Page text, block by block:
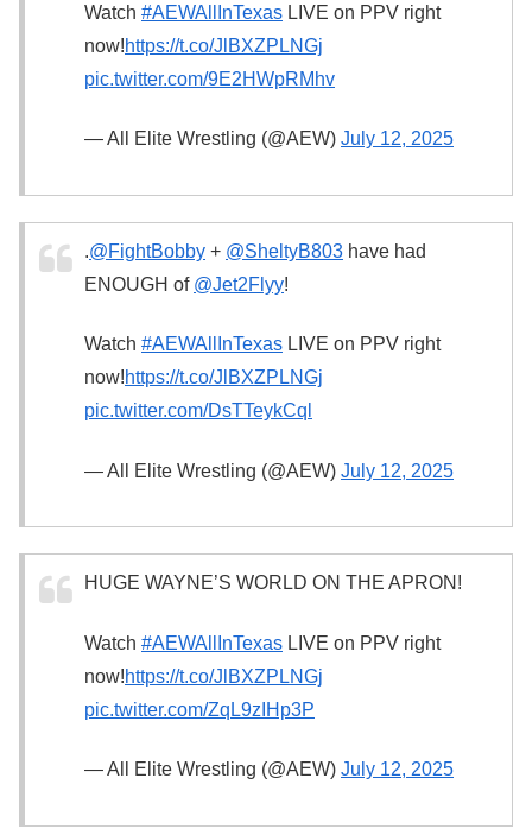
Watch #AEWAllInTexas LIVE on PPV right
now!https://t.co/JlBXZPLNGj
pic.twitter.com/9E2HWpRMhv
— All Elite Wrestling (@AEW) July 12, 2025
.@FightBobby + @SheltyB803 have had
ENOUGH of @Jet2Flyy!
Watch #AEWAllInTexas LIVE on PPV right
now!https://t.co/JlBXZPLNGj
pic.twitter.com/DsTTeykCql
— All Elite Wrestling (@AEW) July 12, 2025
HUGE WAYNE’S WORLD ON THE APRON!
Watch #AEWAllInTexas LIVE on PPV right
now!https://t.co/JlBXZPLNGj
pic.twitter.com/ZqL9zIHp3P
— All Elite Wrestling (@AEW) July 12, 2025